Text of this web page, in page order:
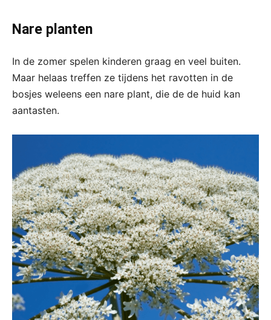
Nare planten
In de zomer spelen kinderen graag en veel buiten.
Maar helaas treffen ze tijdens het ravotten in de
bosjes weleens een nare plant, die de de huid kan
aantasten.